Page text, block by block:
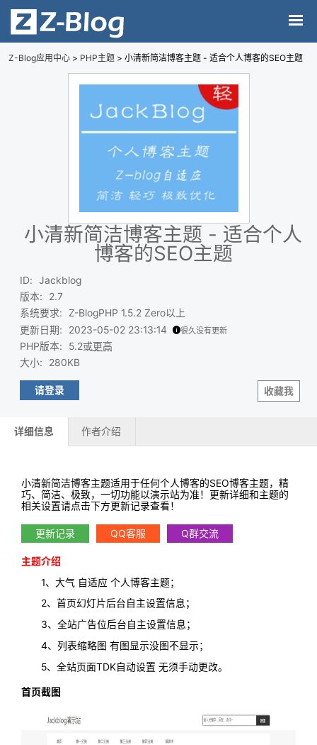
Z-Blog应用中心 > PHP主题 > 小清新简洁博客主题 - 适合个人博客的SEO主题
小清新简洁博客主题 - 适合个人
博客的SEO主题
ID:
Jackblog
版本:
2.7
系统要求:
Z-BlogPHP 1.5.2 Zero以上
更新日期: 2023-05-02 23:13:14 很久没有更新
PHP版本: 5.2或更高
大小: 280KB
收藏我
请登录
详细信息 作者介绍
小清新简洁博客主题适用于任何个人博客的SEO博客主题，精
巧、简洁、极致，一切功能以演示站为准！更新详细和主题的
相关设置请点击下方更新记录查看！
更新记录 QQ客服 Q群交流
主题介绍
1、大气 自适应 个人博客主题；
2、首页幻灯片后台自主设置信息；
3、全站广告位后台自主设置信息；
4、列表缩略图 有图显示没图不显示；
5、全站页面TDK自动设置 无须手动更改。
首页截图